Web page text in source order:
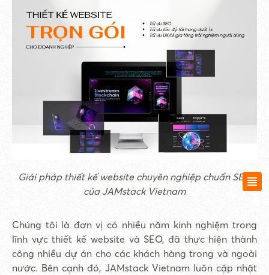
Giải pháp thiết kế website chuyên nghiệp chuẩn SEO
của JAMstack Vietnam
Chúng tôi là đơn vị có nhiều năm kinh nghiệm trong
lĩnh vực thiết kế website và SEO, đã thực hiện thành
công nhiều dự án cho các khách hàng trong và ngoài
nước. Bên cạnh đó, JAMstack Vietnam luôn cập nhật